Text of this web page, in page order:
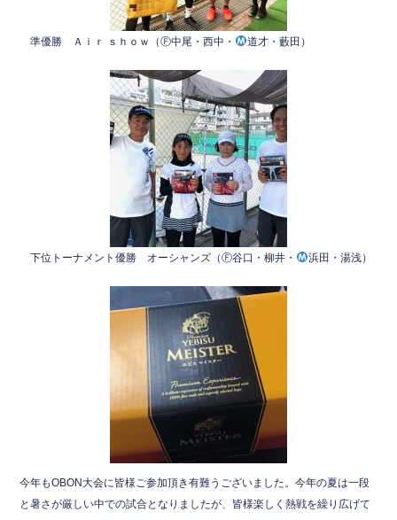
準優勝 Ａｉｒ ｓｈｏｗ（Ⓕ中尾・西中・ 道才・藪田）
下位トーナメント優勝 オーシャンズ（Ⓕ谷口・柳井・ 浜田・湯浅）
今年もOBON大会に皆様ご参加頂き有難うございました。今年の夏は一段
と暑さが厳しい中での試合となりましたが、皆様楽しく熱戦を繰り広げて